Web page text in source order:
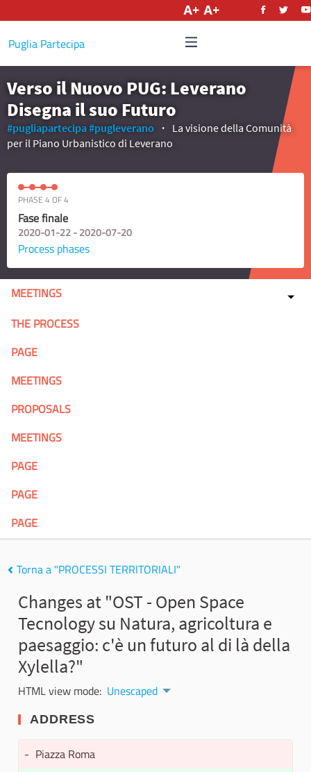
Puglia Partecipa
Verso il Nuovo PUG: Leverano
Disegna il suo Futuro
#pugliapartecipa#pugleverano
La visione della Comunità
per il Piano Urbanistico di Leverano
PHASE 4 OF 4
Fase finale
2020-01-22 - 2020-07-20
Process phases
MEETINGS
THE PROCESS
PAGE
MEETINGS
PROPOSALS
MEETINGS
PAGE
PAGE
PAGE
Torna a "PROCESSI TERRITORIALI"
Changes at "OST - Open Space
Tecnology su Natura, agricoltura e
paesaggio: c'è un futuro al di là della
Xylella?"
HTML view mode: Unescaped
ADDRESS
- Piazza Roma